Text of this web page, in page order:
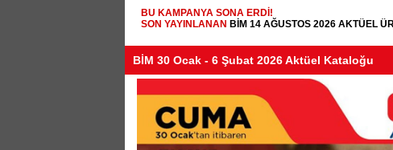
BU KAMPANYA SONA ERDI!
SON YAYINLANAN BİM 14 AĞUSTOS 2026 AKTÜEL
BİM 30 Ocak - 6 Şubat 2026 Aktüel Kataloğu